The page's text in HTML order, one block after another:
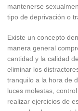
mantenerse
tipo de deprivación o
Existe un concepto
manera general
cantidad y la calidad
eliminar los
tranquilo a la hora de
luces molestas,
realizar ejercicios de